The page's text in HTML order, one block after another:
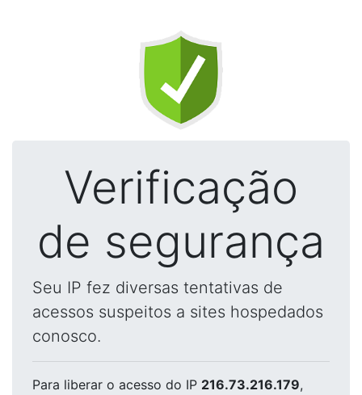
Verificação
de segurança
Seu IP fez diversas tentativas de
acessos suspeitos a sites hospedados
conosco.
Para liberar o acesso do IP 216.73.216.179,